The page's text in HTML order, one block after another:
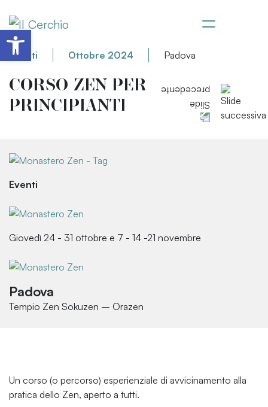
Eventi Ottobre 2024 Padova
CORSO ZEN PER
PRINCIPIANTI
Eventi
Giovedì 24 - 31 ottobre e 7 - 14 -21 novembre
Padova
Tempio Zen Sokuzen – Orazen
Un corso (o percorso) esperienziale di avvicinamento alla
pratica dello Zen, aperto a tutti.
Apri la barra degli strumenti